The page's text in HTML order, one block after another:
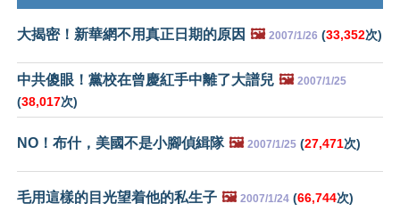
大揭密！新華網不用真正日期的原因 🖼️ 2007/1/26 (33,352次)
中共傻眼！黨校在曾慶紅手中離了大譜兒 🖼️ 2007/1/25
(38,017次)
NO！布什，美國不是小腳偵緝隊 🖼️ 2007/1/25 (27,471次)
毛用這樣的目光望着他的私生子 🖼️ 2007/1/24 (66,744次)